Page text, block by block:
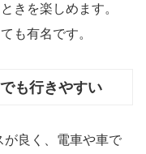
きを楽しめます。
も有名です。
も行きやすい
良く、電車や車で